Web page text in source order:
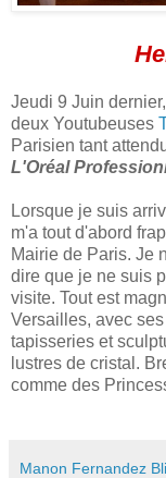
Jeudi 9 Juin
deux Youtubeuses
Parisien tant
L'Oréal
Lorsque je suis
m'a tout d'abord
Mairie de Paris. Je
dire que je ne suis
visite. Tout est
Versailles, avec
tapisseries et
lustres de cristal.
comme des
Manon Fernandez